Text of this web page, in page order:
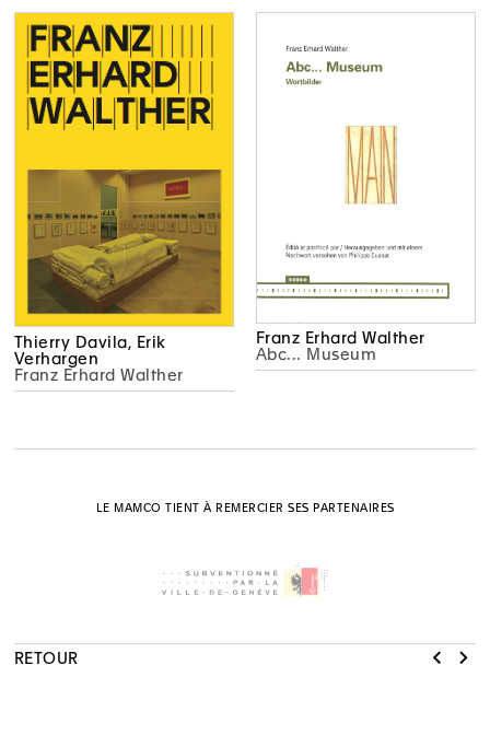
Thierry Davila, Erik
Verhargen
Franz Erhard Walther
Franz Erhard Walther
Abc... Museum
RETOUR
LE MAMCO TIENT À REMERCIER SES PARTENAIRES